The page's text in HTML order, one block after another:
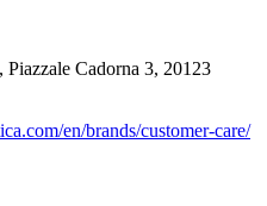
Cadorna 3, 20123
en/brands/customer-care/